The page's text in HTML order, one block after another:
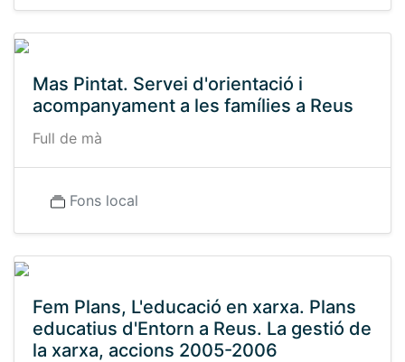
Mas Pintat. Servei d'orientació i
acompanyament a les famílies a Reus
Full de mà
Fons local
Fem Plans, L'educació en xarxa. Plans
educatius d'Entorn a Reus. La gestió de
la xarxa, accions 2005-2006